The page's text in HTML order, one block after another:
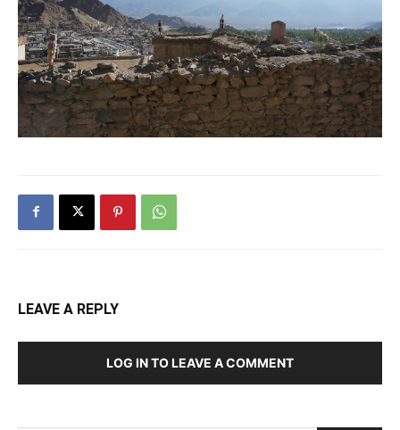
LEAVE A REPLY
LOG IN TO LEAVE A COMMENT